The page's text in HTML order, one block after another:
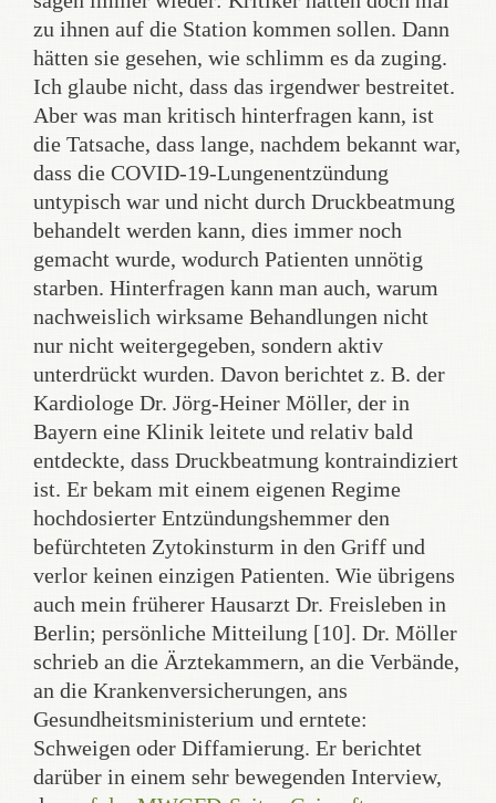
zu ihnen auf die Station kommen sollen. Dann
hätten sie gesehen, wie schlimm es da zuging.
Ich glaube nicht, dass das irgendwer bestreitet.
Aber was man kritisch hinterfragen kann, ist
die Tatsache, dass lange, nachdem bekannt war,
dass die COVID-19-Lungenentzündung
untypisch war und nicht durch Druckbeatmung
behandelt werden kann, dies immer noch
gemacht wurde, wodurch Patienten unnötig
starben. Hinterfragen kann man auch, warum
nachweislich wirksame Behandlungen nicht
nur nicht weitergegeben, sondern aktiv
unterdrückt wurden. Davon berichtet z. B. der
Kardiologe Dr. Jörg-Heiner Möller, der in
Bayern eine Klinik leitete und relativ bald
entdeckte, dass Druckbeatmung kontraindiziert
ist. Er bekam mit einem eigenen Regime
hochdosierter Entzündungshemmer den
befürchteten Zytokinsturm in den Griff und
verlor keinen einzigen Patienten. Wie übrigens
auch mein früherer Hausarzt Dr. Freisleben in
Berlin; persönliche Mitteilung [10]. Dr. Möller
schrieb an die Ärztekammern, an die Verbände,
an die Krankenversicherungen, ans
Gesundheitsministerium und erntete:
Schweigen oder Diffamierung. Er berichtet
darüber in einem sehr bewegenden Interview,